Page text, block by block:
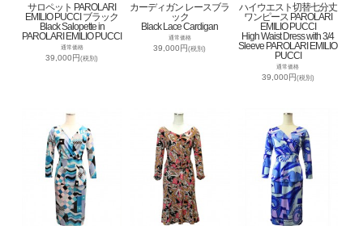
サロペット PAROLARI
EMILIO PUCCI ブラック
Black Salopette in
PAROLARI EMILIO PUCCI
通常価格
39,000円(税別)
カーディガン レースブラ
ック
Black Lace Cardigan
通常価格
39,000円(税別)
ハイウエスト切替七分丈
ワンピース PAROLARI
EMILIO PUCCI
High Waist Dress with 3/4
Sleeve PAROLARI EMILIO
PUCCI
通常価格
39,000円(税別)